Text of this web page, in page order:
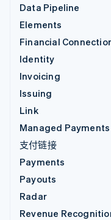
Data Pipeline
Elements
Financial
Identity
Invoicing
Issuing
Link
Managed Payments
支付链接
Payments
Payouts
Radar
Revenue